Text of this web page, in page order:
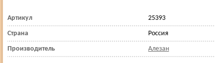
Артикул 25393
Страна Россия
Производитель Алезан